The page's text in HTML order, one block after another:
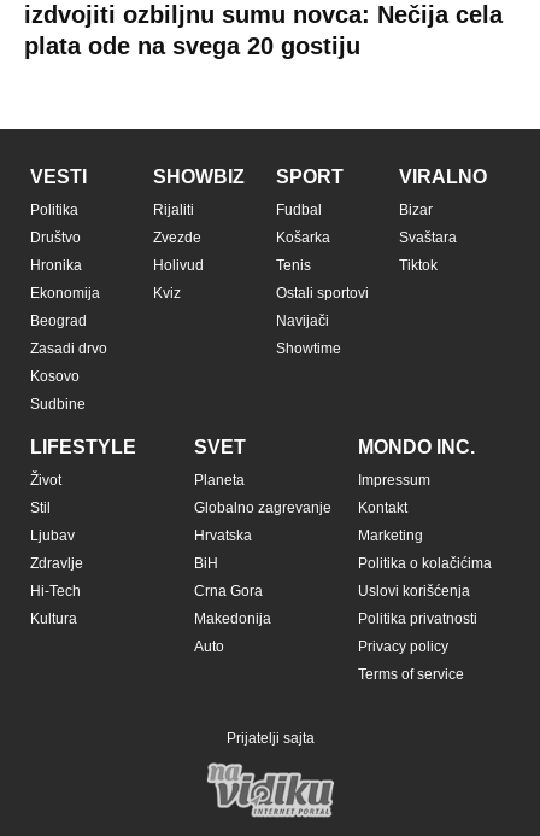
izdvojiti ozbiljnu sumu novca: Nečija cela
plata ode na svega 20 gostiju
VESTI
Politika
Društvo
Hronika
Ekonomija
Beograd
Zasadi drvo
Kosovo
Sudbine
SHOWBIZ
Rijaliti
Zvezde
Holivud
Kviz
SPORT
Fudbal
Košarka
Tenis
Ostali sportovi
Navijači
Showtime
VIRALNO
Bizar
Svaštara
Tiktok
LIFESTYLE
Život
Stil
Ljubav
Zdravlje
Hi-Tech
Kultura
SVET
Planeta
Globalno zagrevanje
Hrvatska
BiH
Crna Gora
Makedonija
Auto
MONDO INC.
Impressum
Kontakt
Marketing
Politika o kolačićima
Uslovi korišćenja
Politika privatnosti
Privacy policy
Terms of service
Prijatelji sajta